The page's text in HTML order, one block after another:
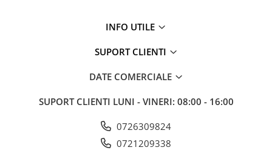
Echipamente curatenie
Aparate de spalat cu presiune
Freze de zapada
Suflante & Aspiratoare frunze
INFO UTILE
SUPORT CLIENTI
DATE COMERCIALE
SUPORT CLIENTI LUNI - VINERI: 08:00 - 16:00
0726309824
0721209338